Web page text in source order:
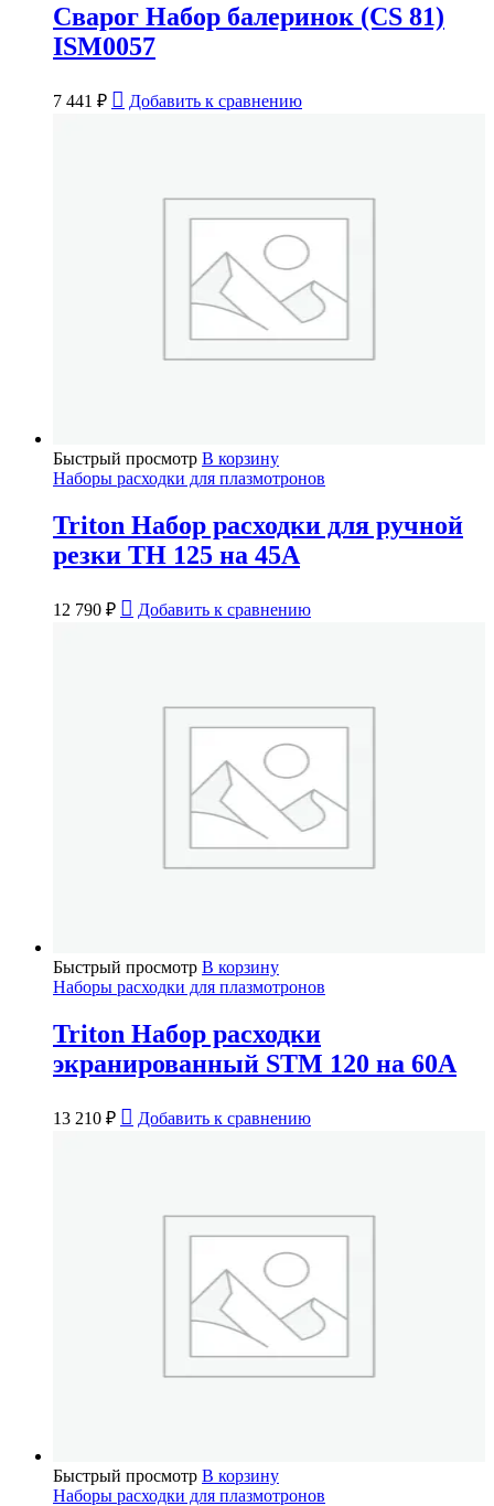
Сварог Набор балеринок (CS 81)
ISM0057
7 441 ₽ Добавить к сравнению
Быстрый просмотр В корзину
Наборы расходки для плазмотронов
Triton Набор расходки для ручной
резки TH 125 на 45А
12 790 ₽ Добавить к сравнению
Быстрый просмотр В корзину
Наборы расходки для плазмотронов
Triton Набор расходки
экранированный STM 120 на 60А
13 210 ₽ Добавить к сравнению
Быстрый просмотр В корзину
Наборы расходки для плазмотронов